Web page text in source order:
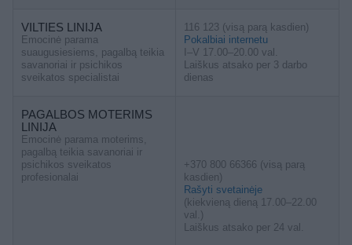
VILTIES LINIJA
Emocinė parama
suaugusiesiems, pagalbą teikia
savanoriai ir psichikos
sveikatos specialistai
116 123 (visą parą kasdien)
Pokalbiai internetu
I–V 17.00–20.00 val.
Laiškus atsako per 3 darbo
dienas
PAGALBOS MOTERIMS
LINIJA
Emocinė parama moterims,
pagalbą teikia savanoriai ir
psichikos sveikatos
profesionalai
+370 800 66366 (visą parą
kasdien)
Rašyti svetainėje
(kiekvieną dieną 17.00–22.00
val.)
Laiškus atsako per 24 val.